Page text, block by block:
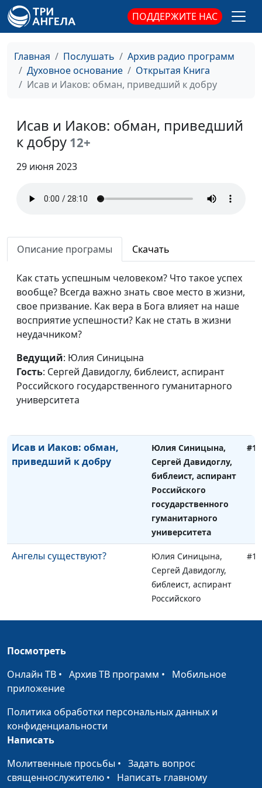
ПОДДЕРЖИТЕ НАС
Главная Послушать
Архив радио программ
Духовное основание
Открытая Книга
Исав и Иаков: обман, приведший к добру
Исав и Иаков: обман, приведший
к добру 12+
29 июня 2023
Описание програмы Скачать
Как стать успешным человеком? Что такое успех
вообще? Всегда важно знать свое место в жизни,
свое призвание. Как вера в Бога влияет на наше
восприятие успешности? Как не стать в жизни
неудачником?
Ведущий: Юлия Синицына
Гость: Сергей Давидоглу, библеист, аспирант
Российского государственного гуманитарного
университета
Почему Иона пошел против
Бога?
Юлия Синицына,
Сергей Давидоглу,
Российского
государственного
гуманитарного
Миссия или счастье, или
Как жили пророки в
Библии?
Юлия Синицына,
Сергей Давидоглу,
гуманитарного
Сергей Давидоглу,
библеист, аспирант
Российского
государственного
История Иосифа: как
достичь успеха?
библеист, аспирант
Российского
государственного
Исав и Иаков: обман,
приведший к добру
Юлия Синицына,
Сергей Давидоглу,
библеист, аспирант
Российского
государственного
гуманитарного
университета
Ангелы существуют?
Юлия Синицына,
Сергей Давидоглу,
библеист, аспирант
Российского
вавилонский плен Израиля
Сергей Давидоглу,
государственного
Вера, которой желает Бог
Юлия Синицына,
Посмотреть
Онлайн ТВ • Архив ТВ программ • Мобильное
приложение
Политика обработки персональных данных и
конфиденциальности
Написать
Молитвенные просьбы • Задать вопрос
священнослужителю • Написать главному